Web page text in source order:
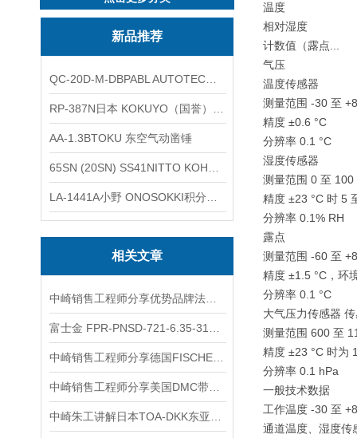
新品推荐
AA-1.3BTOKU 东空气动凿锤
相关文章
温度
相对湿度
计数值（露点...
气压
温度传感器
测量范围 -30 至
精度 ±0.6 °C
分辨率 0.1 °C
湿度传感器
测量范围 0 至 100
精度 ±23 °C 时 5
分辨率 0.1% RH
露点
测量范围 -60 至
精度 ±1.5 °C，环
分辨率 0.1 °C
大气压力传感器
测量范围 600 至
精度 ±23 °C 时为
分辨率 0.1 hPa
一般技术数据
工作温度 -30 至
通道温度、湿度传